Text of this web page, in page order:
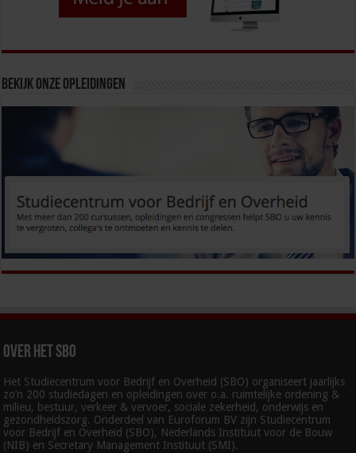
Bekijk onze opleidingen
Over het SBO
Het Studiecentrum voor Bedrijf en Overheid (SBO) organiseert jaarlijks
zo’n 200 studiedagen en opleidingen over o.a. ruimtelijke ordening &
milieu, bestuur, verkeer & vervoer, sociale zekerheid, onderwijs en
gezondheidszorg. Onderdeel van Euroforum BV zijn Studiecentrum
voor Bedrijf en Overheid (SBO), Nederlands Instituut voor de Bouw
(NIB) en Secretary Management Instituut (SMI).